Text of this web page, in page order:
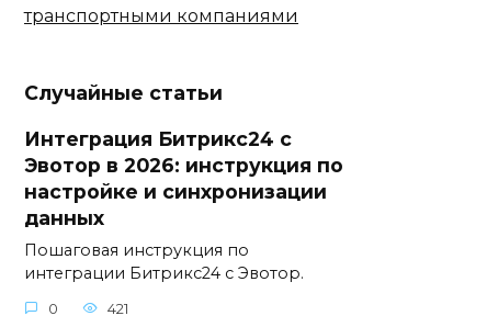
транспортными компаниями
Случайные статьи
Интеграция Битрикс24 с
Эвотор в 2026: инструкция по
настройке и синхронизации
данных
Пошаговая инструкция по
интеграции Битрикс24 с Эвотор.
0 421